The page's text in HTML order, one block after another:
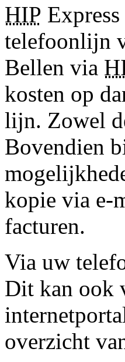
HIP
telefoonlijn
Bellen via
kosten op
lijn. Zowel
Bovendien
kopie via e-
facturen.
Via uw
Dit kan ook
overzicht